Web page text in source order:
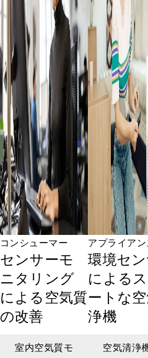
コンシューマー
センサーモ
ニタリング
による空気質
の改善
室内空気質モ
アプライアン
環境セ
による
ートな
浄機
空気清浄